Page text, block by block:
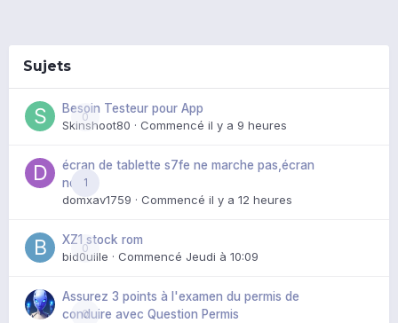
Sujets
0
Besoin Testeur pour App
Skinshoot80 · Commencé il y a 9 heures
1
écran de tablette s7fe ne marche pas,écran
noir
domxav1759 · Commencé il y a 12 heures
0
XZ1 stock rom
bid0uille · Commencé Jeudi à 10:09
0
Assurez 3 points à l'examen du permis de
conduire avec Question Permis